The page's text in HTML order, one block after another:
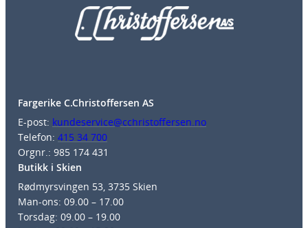
Fargerike C.Christoffersen AS
E-post: kundeservice@cchristoffersen.no
Telefon: 415 34 700
Orgnr.: 985 174 431
Butikk i Skien
Rødmyrsvingen 53, 3735 Skien
Man-ons: 09.00 – 17.00
Torsdag: 09.00 – 19.00